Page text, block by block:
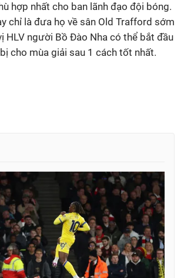
hợp nhất cho ban lãnh đạo đội bóng.
chỉ là đưa họ về sân Old Trafford sớm
HLV người Bồ Đào Nha có thể bắt đầu
cho mùa giải sau 1 cách tốt nhất.